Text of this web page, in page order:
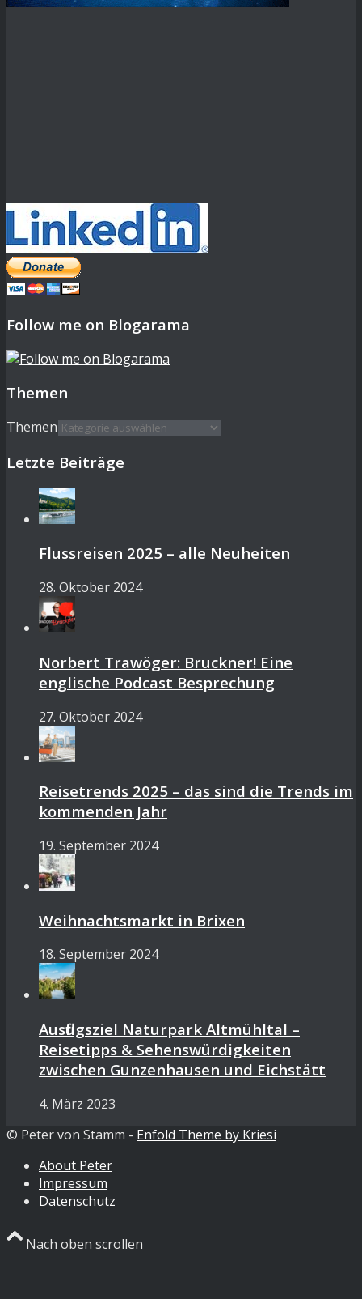
Follow me on Blogarama
Themen
Themen
Letzte Beiträge
Flussreisen 2025 – alle Neuheiten
28. Oktober 2024
Norbert Trawöger: Bruckner! Eine
englische Podcast Besprechung
27. Oktober 2024
Reisetrends 2025 – das sind die Trends im
kommenden Jahr
19. September 2024
Weihnachtsmarkt in Brixen
18. September 2024
Ausflugsziel Naturpark Altmühltal –
Reisetipps & Sehenswürdigkeiten
zwischen Gunzenhausen und Eichstätt
4. März 2023
© Peter von Stamm - Enfold Theme by Kriesi
About Peter
Impressum
Datenschutz
Nach oben scrollen